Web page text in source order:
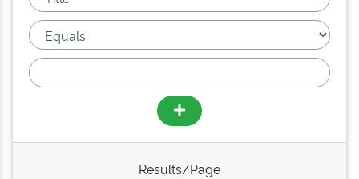
Results/Page